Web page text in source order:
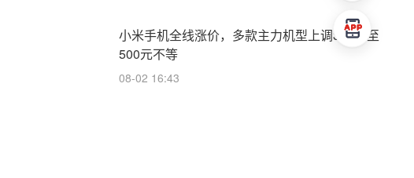
小米手机全线涨价，多款主力机型上调300元至
500元不等
08-02 16:43